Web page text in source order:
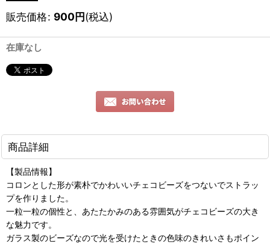
販売価格: 900円(税込)
在庫なし
商品詳細
【製品情報】
コロンとした形が素朴でかわいいチェコビーズをつないでストラッ
プを作りました。
一粒一粒の個性と、あたたかみのある雰囲気がチェコビーズの大き
な魅力です。
ガラス製のビーズなので光を受けたときの色味のきれいさもポイン